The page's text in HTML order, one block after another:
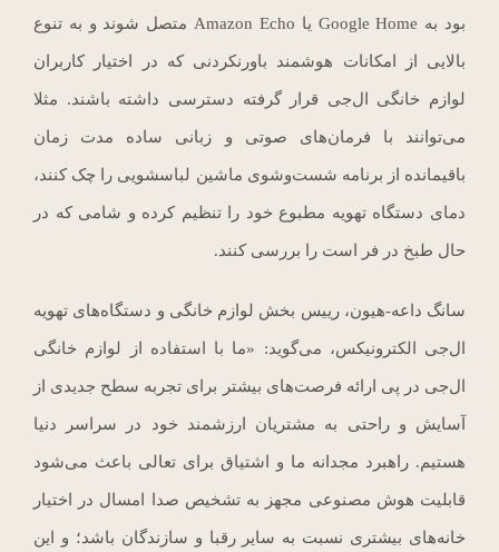
بود به Google Home یا Amazon Echo متصل شوند و به تنوع
بالایی از امکانات هوشمند باورنکردنی که در اختیار کاربران
لوازم خانگی ال‌جی قرار گرفته دسترسی داشته باشند. مثلا
می‌توانند با فرمان‌های صوتی و زبانی ساده مدت زمان
باقیمانده از برنامه شست‌وشوی ماشین لباسشویی را چک کنند،
دمای دستگاه تهویه مطبوع خود را تنظیم کرده و شامی که در
حال طبخ در فر است را بررسی کنند.
سانگ داعه-هیون، رییس بخش لوازم خانگی و دستگاه‌های تهویه
ال‌جی الکترونیکس، می‌گوید: «ما با استفاده از لوازم خانگی
ال‌جی در پی ارائه فرصت‌های بیشتر برای تجربه سطح جدیدی از
آسایش و راحتی به مشتریان ارزشمند خود در سراسر دنیا
هستیم. راهبرد مجدانه ما و اشتیاق برای تعالی باعث می‌شود
قابلیت هوش مصنوعی مجهز به تشخیص صدا امسال در اختیار
خانه‌های بیشتری نسبت به سایر رقبا و سازندگان باشد؛ و این